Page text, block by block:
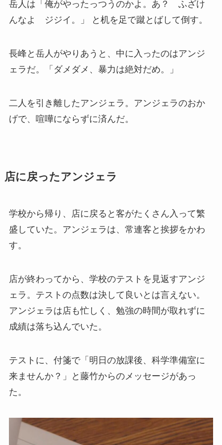
岳人は「俺がやったっつうのかよ。あ？ ふざけ
んなよ ジジイ。」 と机を足で蹴とばして倒す。
長峰と岳人がやりあうと、中に入ったのはアンジ
ェラだ。「ダメダメ、暴力は絶対だめ。」
二人を引き離したアンジェラ。アンジェラのおか
げで、喧嘩にならずに済んだ。
店に戻ったアンジェラ
学校から帰り、店に戻ると客がたくさん入って繁
盛していた。アンジェラは、常連客と挨拶をかわ
す。
店が終わってから、学校のテストを見返すアンジ
ェラ。テストの点数は決して良いとは言えない。
アンジェラは店も忙しく、勉強の時間が取れずに
成績は落ち込んでいた。
テストに、付箋で「明日の放課後、科学準備室に
来ませんか？ 」
と藤竹からのメッセージがあっ
た。